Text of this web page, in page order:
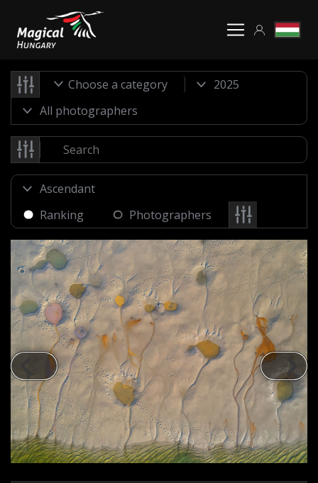
Choose a category
Ranking Photographers